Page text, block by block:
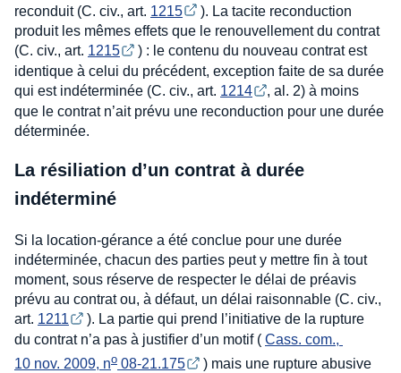
reconduit (C. civ., art. 1215
). La tacite reconduction
produit les mêmes effets que le renouvellement du contrat
(C. civ., art. 1215
) : le contenu du nouveau contrat est
identique à celui du précédent, exception faite de sa durée
qui est indéterminée (C. civ., art. 1214
, al. 2) à moins
que le contrat n’ait prévu une reconduction pour une durée
déterminée.
La résiliation d’un contrat à durée
indéterminé
Si la location-gérance a été conclue pour une durée
indéterminée, chacun des parties peut y mettre fin à tout
moment, sous réserve de respecter le délai de préavis
prévu au contrat ou, à défaut, un délai raisonnable (C. civ.,
art. 1211
). La partie qui prend l’initiative de la rupture
du contrat n’a pas à justifier d’un motif ( Cass. com.,
10 nov. 2009, no 08-21.175
) mais une rupture abusive